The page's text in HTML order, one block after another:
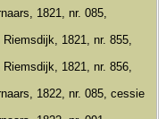
1821, nr. 085,
1821, nr. 855,
1821, nr. 856,
1822, nr. 085, cessie